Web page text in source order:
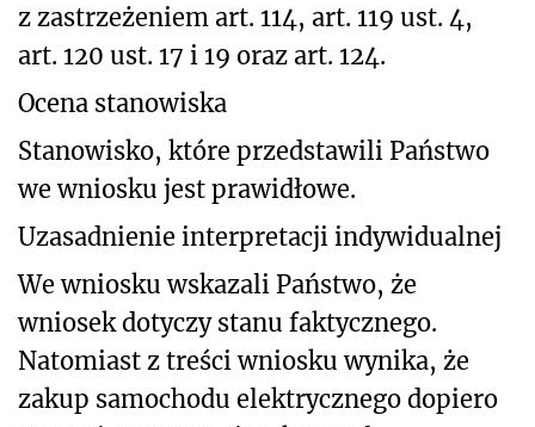
z zastrzeżeniem art. 114, art. 119 ust. 4,
art. 120 ust. 17 i 19 oraz art. 124.
Ocena stanowiska
Stanowisko, które przedstawili Państwo
we wniosku jest prawidłowe.
Uzasadnienie interpretacji indywidualnej
We wniosku wskazali Państwo, że
wniosek dotyczy stanu faktycznego.
Natomiast z treści wniosku wynika, że
zakup samochodu elektrycznego dopiero